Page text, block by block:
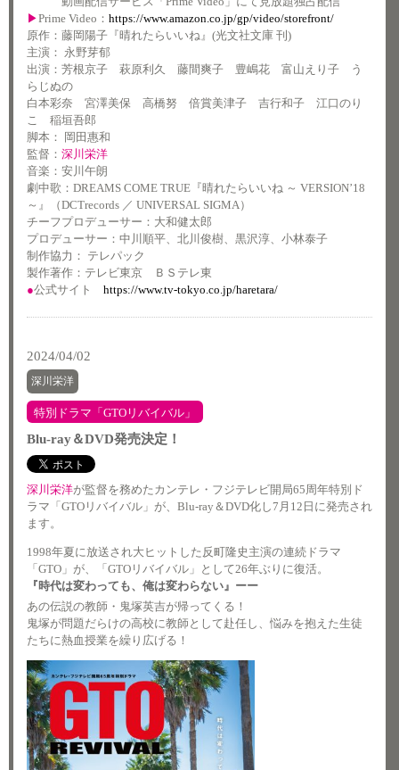
▶Prime Video： https://www.amazon.co.jp/gp/video/storefront/
原作：藤岡陽子『晴れたらいいね』(光文社文庫 刊)
主演： 永野芽郁
出演：芳根京子 萩原利久 藤間爽子 豊嶋花 富山えり子 う
らじぬの
白本彩奈 宮澤美保 高橋努 倍賞美津子 吉行和子 江口のり
こ 稲垣吾郎
脚本： 岡田惠和
監督： 深川栄洋
音楽：安川午朗
劇中歌：DREAMS COME TRUE『晴れたらいいね ～ VERSION’18
～』（DCTrecords ／ UNIVERSAL SIGMA）
チーフプロデューサー：大和健太郎
プロデューサー：中川順平、北川俊樹、黒沢淳、小林泰子
制作協力： テレパック
製作著作：テレビ東京 ＢＳテレ東
●公式サイト https://www.tv-tokyo.co.jp/haretara/
2024/04/02
深川栄洋
特別ドラマ「GTOリバイバル」
Blu-ray＆DVD発売決定！
深川栄洋が監督を務めたカンテレ・フジテレビ開局65周年特別ド
ラマ「GTOリバイバル」が、Blu-ray＆DVD化し7月12日に発売され
ます。
1998年夏に放送され大ヒットした反町隆史主演の連続ドラマ
「GTO」が、「GTOリバイバル」として26年ぶりに復活。
『時代は変わっても、俺は変わらない』ーー
あの伝説の教師・鬼塚英吉が帰ってくる！
鬼塚が問題だらけの高校に教師として赴任し、悩みを抱えた生徒
たちに熱血授業を繰り広げる！